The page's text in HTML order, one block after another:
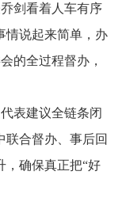
剑看着人车有序
情说起来简单，办
的全过程督办，
表建议全链条闭
联合督办、事后回
，确保真正把“好